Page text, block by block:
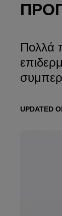
Πολλά
UPDATED